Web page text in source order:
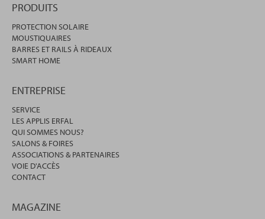
PRODUITS
PROTECTION SOLAIRE
MOUSTIQUAIRES
BARRES ET RAILS À RIDEAUX
SMART HOME
ENTREPRISE
SERVICE
LES APPLIS ERFAL
QUI SOMMES NOUS?
SALONS & FOIRES
ASSOCIATIONS & PARTENAIRES
VOIE D'ACCÈS
CONTACT
MAGAZINE